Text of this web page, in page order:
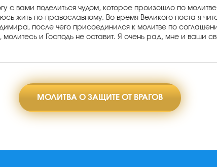
с вами поделиться чудом, которое произошло по
жить по-православному. Во время Великого поста я
после чего присоединился к молитве по
и Господь не оставит. Я очень рад, мне и ваши
МОЛИТВА О ЗАЩИТЕ ОТ ВРАГОВ